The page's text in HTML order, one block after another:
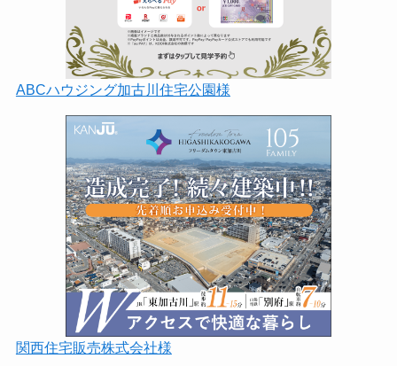
ABCハウジング加古川住宅公園様
関西住宅販売株式会社様